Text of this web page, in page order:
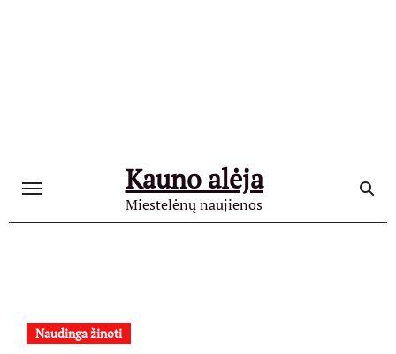
Kauno alėja
Miestelėnų naujienos
Naudinga žinoti